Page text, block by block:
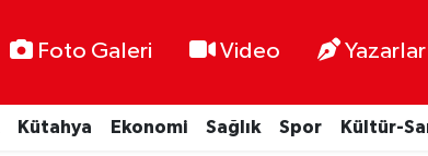
Foto Galeri Video Yazarlar
Kütahya Ekonomi Sağlık Spor Kültür-